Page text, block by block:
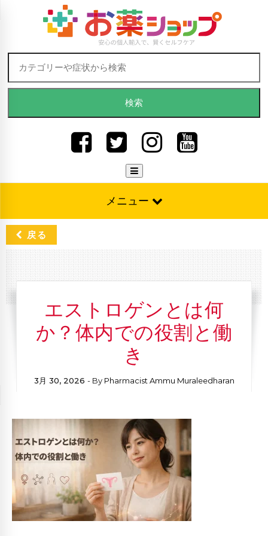
Skip to content
検索:
メニュー
戻る
エストロゲンとは何
か？体内での役割と働
き
3月 30, 2026 - By Pharmacist Ammu Muraleedharan